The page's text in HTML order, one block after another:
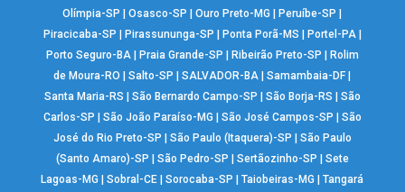
Olímpia-SP |Osasco-SP |Ouro Preto-MG |Peruíbe-SP |
Piracicaba-SP | Pirassununga-SP | Ponta Porã-MS | Portel-PA|
Porto Seguro-BA| Praia Grande-SP | Ribeirão Preto-SP | Rolim
de Moura-RO |Salto-SP |SALVADOR-BA |Samambaia-DF |
Santa Maria-RS | São Bernardo Campo-SP | São Borja-RS | São
Carlos-SP | São João Paraíso-MG | São José Campos-SP | São
José do Rio Preto-SP | São Paulo (Itaquera)-SP | São Paulo
(Santo Amaro)-SP | São Pedro-SP | Sertãozinho-SP | Sete
Lagoas-MG |Sobral-CE |Sorocaba-SP |Taiobeiras-MG |Tangará